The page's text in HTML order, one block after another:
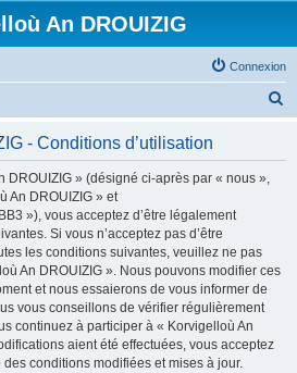
An DROUIZIG
Connexion
- Conditions d’utilisation
DROUIZIG » (désigné ci-après par « nous »,
An DROUIZIG » et
»), vous acceptez d’être légalement
Si vous n’acceptez pas d’être
les conditions suivantes, veuillez ne pas
An DROUIZIG ». Nous pouvons modifier ces
et nous essaierons de vous informer de
vous conseillons de vérifier régulièrement
continuez à participer à « Korvigelloù An
aient été effectuées, vous acceptez
conditions modifiées et mises à jour.